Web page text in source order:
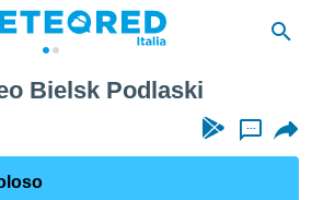
Bielsk Podlaski
...